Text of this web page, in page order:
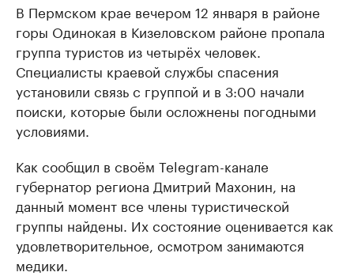
В Пермском крае вечером 12 января в районе
горы Одинокая в Кизеловском районе пропала
группа туристов из четырёх человек.
Специалисты краевой службы спасения
установили связь с группой и в 3:00 начали
поиски, которые были осложнены погодными
условиями.
Как сообщил в своём Telegram-канале
губернатор региона Дмитрий Махонин, на
данный момент все члены туристической
группы найдены. Их состояние оценивается как
удовлетворительное, осмотром занимаются
медики.